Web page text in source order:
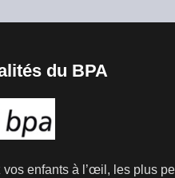
du BPA
vos enfants à l’œil, les plus